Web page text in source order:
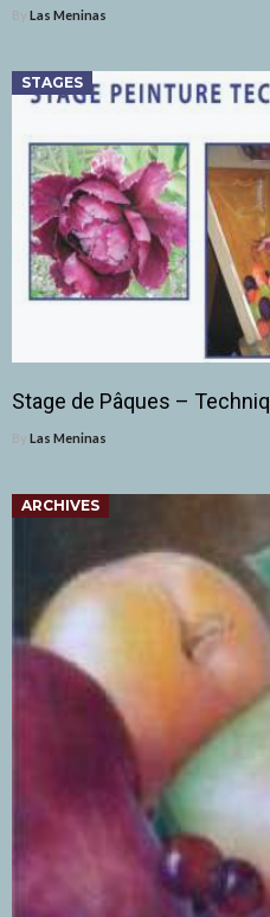
By Las Meninas
STAGES
Stage de Pâques –
By Las Meninas
ARCHIVES